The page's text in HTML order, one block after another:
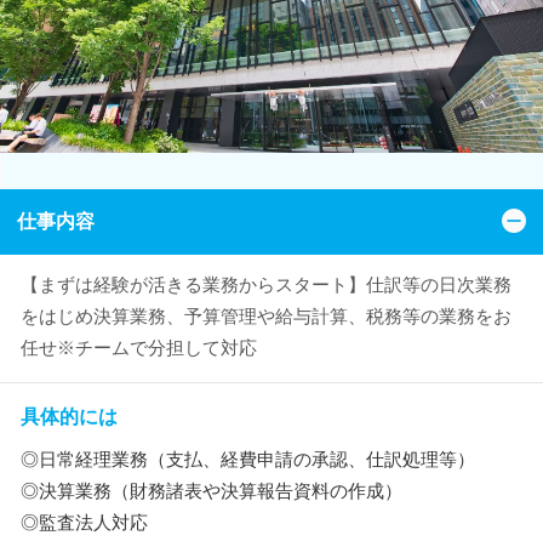
仕事内容
【まずは経験が活きる業務からスタート】仕訳等の日次業務
をはじめ決算業務、予算管理や給与計算、税務等の業務をお
任せ※チームで分担して対応
具体的には
◎日常経理業務（支払、経費申請の承認、仕訳処理等）
◎決算業務（財務諸表や決算報告資料の作成）
◎監査法人対応